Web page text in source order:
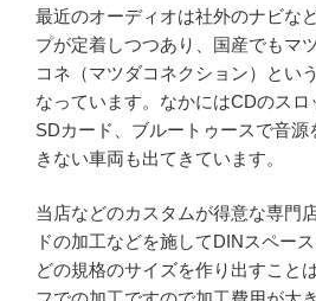
最近のオーディオは社外のナビな
プが定着しつつあり、国産でもマ
コネ（マツダコネクション）とい
なっています。なかにはCDのス
SDカード、ブルートゥースで音
きない車両も出てきています。
当店などのカスタムが得意な専門
ドの加工などを施してDINスペー
どの規格のサイズを作り出すこと